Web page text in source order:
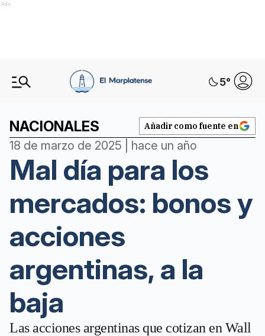
Ads
5°
NACIONALES Añadir como fuente en
18 de marzo de 2025 | hace un año
Mal día para los
mercados: bonos y
acciones
argentinas, a la
baja
Las acciones argentinas que cotizan en Wall